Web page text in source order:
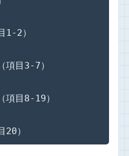
1-2）
項目3-7）
項目8-19）
20）